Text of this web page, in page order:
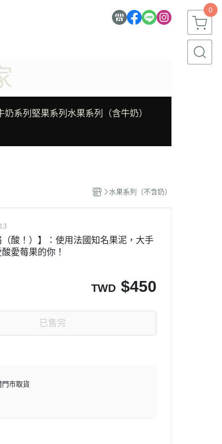
0
奶系列 堅果系列 水果系列（含牛奶）
水果系列（不含奶）
酸！）】：使用法國知名果泥，大手
愛莓果的你！
TWD $450
已售完
門市取貨